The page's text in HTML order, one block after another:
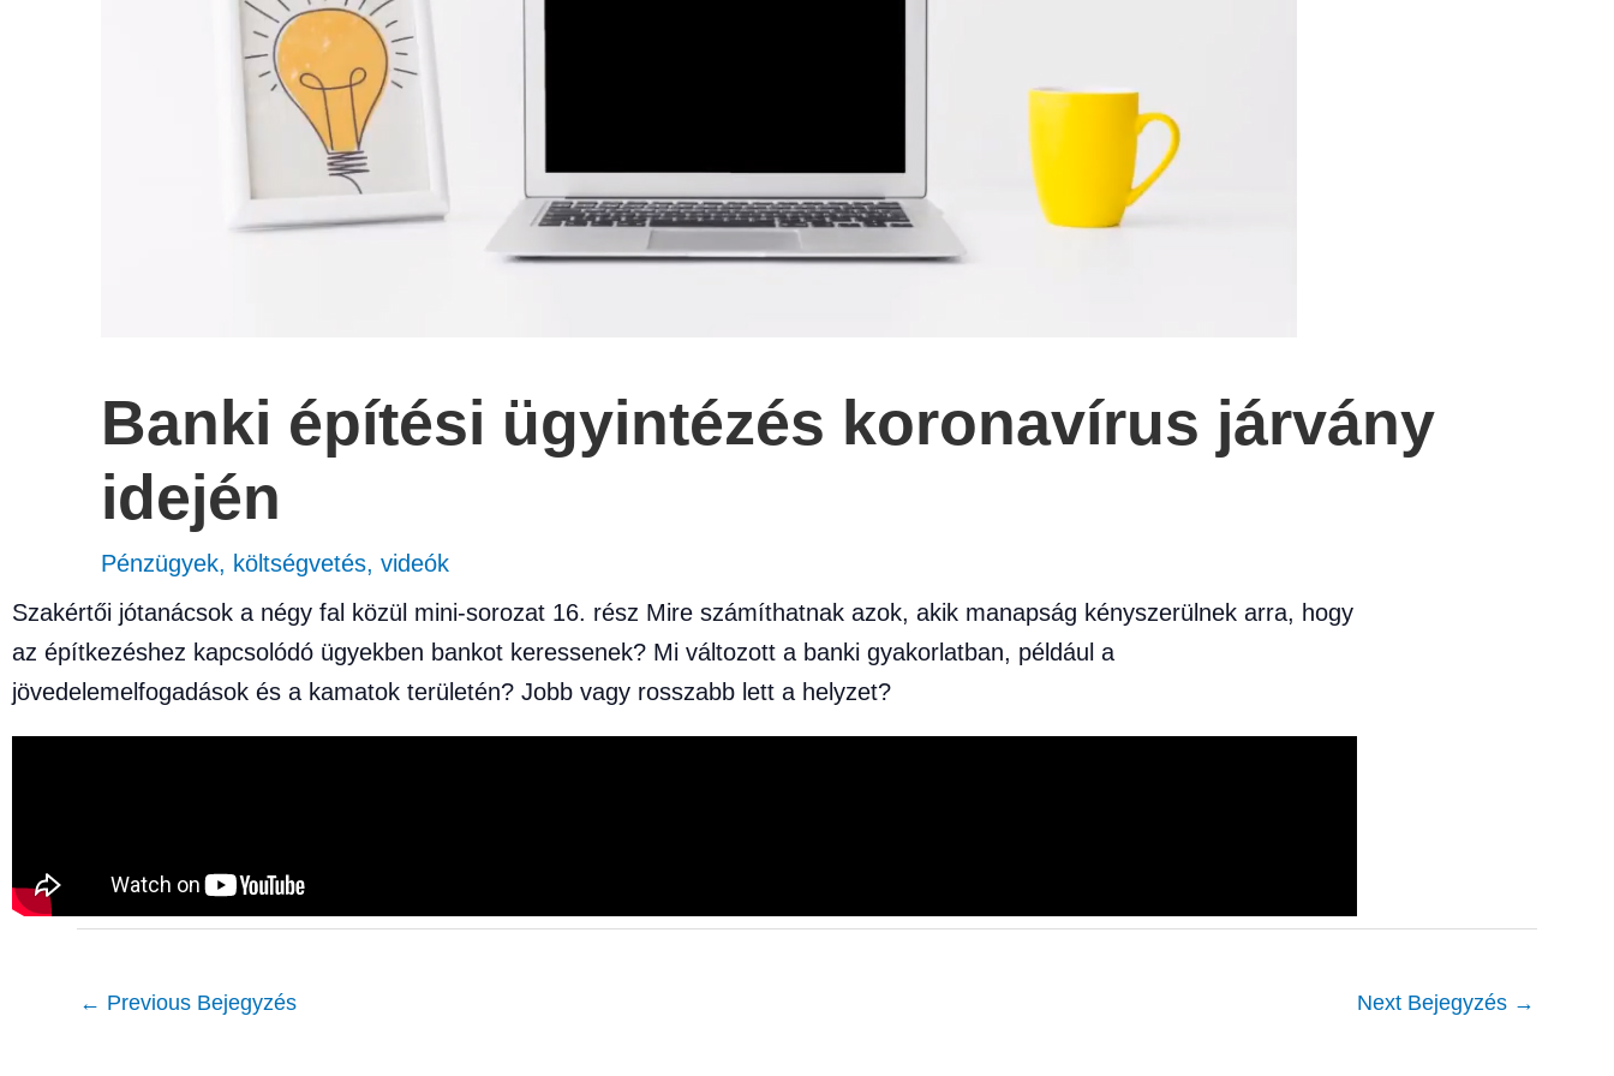
Banki építési ügyintézés koronavírus járvány
idején
Pénzügyek, költségvetés, videók
Szakértői jótanácsok a négy fal közül mini-sorozat 16. rész Mire számíthatnak azok, akik manapság kényszerülnek arra, hogy
az építkezéshez kapcsolódó ügyekben bankot keressenek? Mi változott a banki gyakorlatban, például a
jövedelemelfogadások és a kamatok területén? Jobb vagy rosszabb lett a helyzet?
← Previous Bejegyzés Next Bejegyzés →